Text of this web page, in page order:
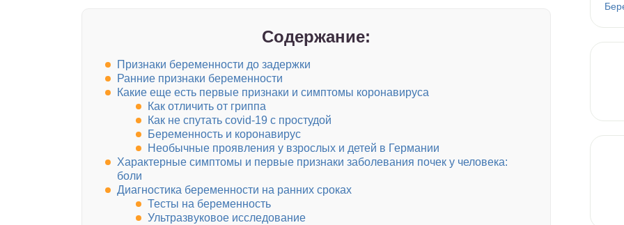
Содержание:
Признаки беременности до задержки
Ранние признаки беременности
Какие еще есть первые признаки и симптомы коронавируса
Как отличить от гриппа
Как не спутать covid-19 с простудой
Беременность и коронавирус
Необычные проявления у взрослых и детей в Германии
Характерные симптомы и первые признаки заболевания почек у человека:
боли
Диагностика беременности на ранних сроках
Тесты на беременность
Ультразвуковое исследование